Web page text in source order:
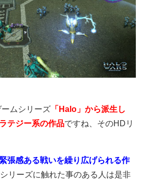
ムシリーズ 「Halo」から派生し
テジー系の作品ですね、そのHDリ
緊張感ある戦いを繰り広げられる作
リーズに触れた事のある人は是非